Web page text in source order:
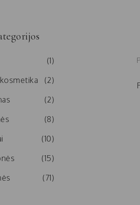
(1)
(2)
(2)
(8)
(10)
(15)
(71)